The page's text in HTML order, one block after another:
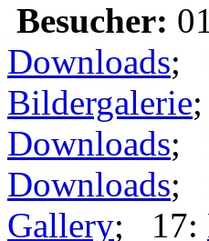
Besucher:
Downloads;
Bildergalerie
Downloads;
Downloads;
Gallery; 17: